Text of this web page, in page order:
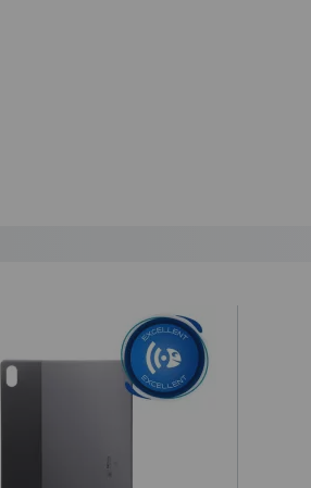
Ministerial de Comercio Electrónico 34/